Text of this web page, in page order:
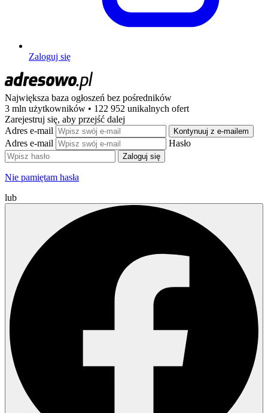
Zaloguj się
Największa baza ogłoszeń bez pośredników
3 mln użytkowników • 122 952 unikalnych ofert
Zarejestruj się, aby przejść dalej
Adres e-mail
Kontynuuj z e-mailem
Adres e-mail Hasło
Zaloguj się
Nie pamiętam hasła
lub